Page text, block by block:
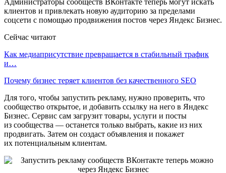
клиентов и привлекать новую аудиторию за пределами
соцсети с помощью продвижения постов через Яндекс Бизнес.
Сейчас читают
Как медиаприсутствие превращается в стабильный трафик
и…
Почему бизнес теряет клиентов без качественного SEO
Для того, чтобы запустить рекламу, нужно проверить, что
сообщество открытое, и добавить ссылку на него в Яндекс
Бизнес. Сервис сам загрузит товары, услуги и посты
из сообщества — останется только выбрать, какие из них
продвигать. Затем он создаст объявления и покажет
их потенциальным клиентам.